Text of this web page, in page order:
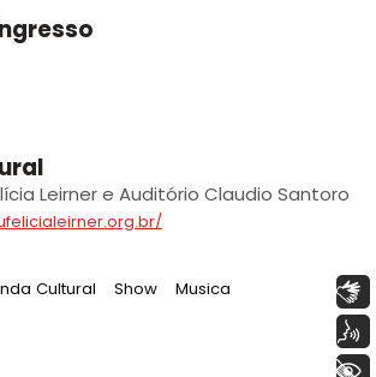
Leirner e Auditório Claudio Santoro
Cultural Tag:
Show Tag:
Musica